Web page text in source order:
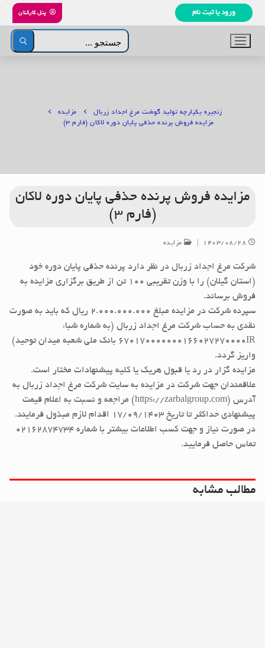
پرش
محتوا
ورود یا ثبت نام پنل کارکنان
جستجو
برای:
زنجیره یکپارچه تولید گوشت مرغ اجداد زربال
مزایده
مزایده فروش پرنده حذفی پایان دوره لاکان (فارم ۳)
مزایده فروش پرنده حذفی پایان دوره لاکان
(فارم ۳)
۱۴۰۳/۰۸/۲۸ مزایده
شرکت مرغ اجداد زربال در نظر دارد پرنده حذفی پایان دوره خود
(استان گیلان) را با وزن تقریبی ۱۰۰ تن از طریق برگزاری مزایده به
فروش برساند.
سپرده شرکت در مزایده مبلغ 2.000.000.000 ریال که باید به صورت
نقدی به حساب شرکت مرغ اجداد زربال (به شماره شباء
670170000000166027270000IR بانک ملی شعبه میدان توحید)
واریز گردد.
مزایده گزار در رد یا قبول هریک یا کلیه پیشنهادات مختار است.
علاقمندان جهت شرکت در مزایده به سایت شرکت مرغ اجداد زربال به
آدرس (https://zarbalgroup.com) مراجعه و نسبت به اعلام قیمت
پیشنهادی حداکثر تا تاریخ 17/09/1403 اقدام لازم مبذول فرمایند.
در صورت نیاز و جهت کسب اطلاعات بیشتر با شماره ۰۲۱۶۲۸۷۴۷۳۴
تماس حاصل فرمایید.
مطالب مشابه